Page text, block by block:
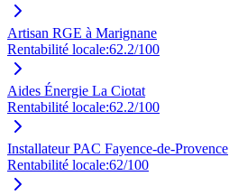
Artisan RGE à Marignane
Rentabilité locale:62.2/100
Aides Énergie La Ciotat
Rentabilité locale:62.2/100
Installateur PAC Fayence-de-Provence
Rentabilité locale:62/100